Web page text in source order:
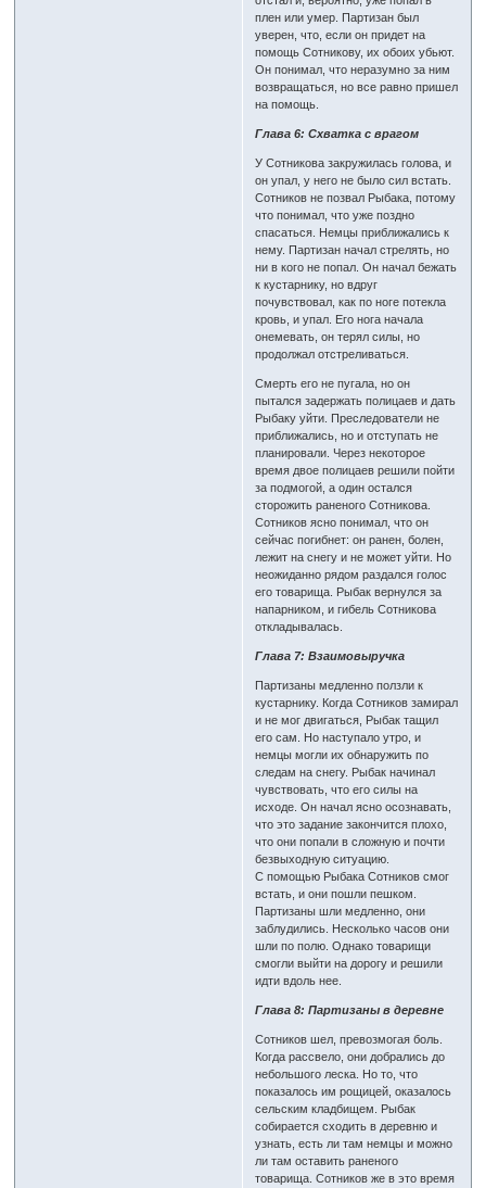
плен или умер. Партизан был
уверен, что, если он придет на
помощь Сотникову, их обоих убьют.
Он понимал, что неразумно за ним
возвращаться, но все равно пришел
на помощь.
Глава 6: Схватка с врагом
У Сотникова закружилась голова, и
он упал, у него не было сил встать.
Сотников не позвал Рыбака, потому
что понимал, что уже поздно
спасаться. Немцы приближались к
нему. Партизан начал стрелять, но
ни в кого не попал. Он начал бежать
к кустарнику, но вдруг
почувствовал, как по ноге потекла
кровь, и упал. Его нога начала
онемевать, он терял силы, но
продолжал отстреливаться.
Смерть его не пугала, но он
пытался задержать полицаев и дать
Рыбаку уйти. Преследователи не
приближались, но и отступать не
планировали. Через некоторое
время двое полицаев решили пойти
за подмогой, а один остался
сторожить раненого Сотникова.
Сотников ясно понимал, что он
сейчас погибнет: он ранен, болен,
лежит на снегу и не может уйти. Но
неожиданно рядом раздался голос
его товарища. Рыбак вернулся за
напарником, и гибель Сотникова
откладывалась.
Глава 7: Взаимовыручка
Партизаны медленно ползли к
кустарнику. Когда Сотников замирал
и не мог двигаться, Рыбак тащил
его сам. Но наступало утро, и
немцы могли их обнаружить по
следам на снегу. Рыбак начинал
чувствовать, что его силы на
исходе. Он начал ясно осознавать,
что это задание закончится плохо,
что они попали в сложную и почти
безвыходную ситуацию.
С помощью Рыбака Сотников смог
встать, и они пошли пешком.
Партизаны шли медленно, они
заблудились. Несколько часов они
шли по полю. Однако товарищи
смогли выйти на дорогу и решили
идти вдоль нее.
Глава 8: Партизаны в деревне
Сотников шел, превозмогая боль.
Когда рассвело, они добрались до
небольшого леска. Но то, что
показалось им рощицей, оказалось
сельским кладбищем. Рыбак
собирается сходить в деревню и
узнать, есть ли там немцы и можно
ли там оставить раненого
товарища. Сотников же в это время